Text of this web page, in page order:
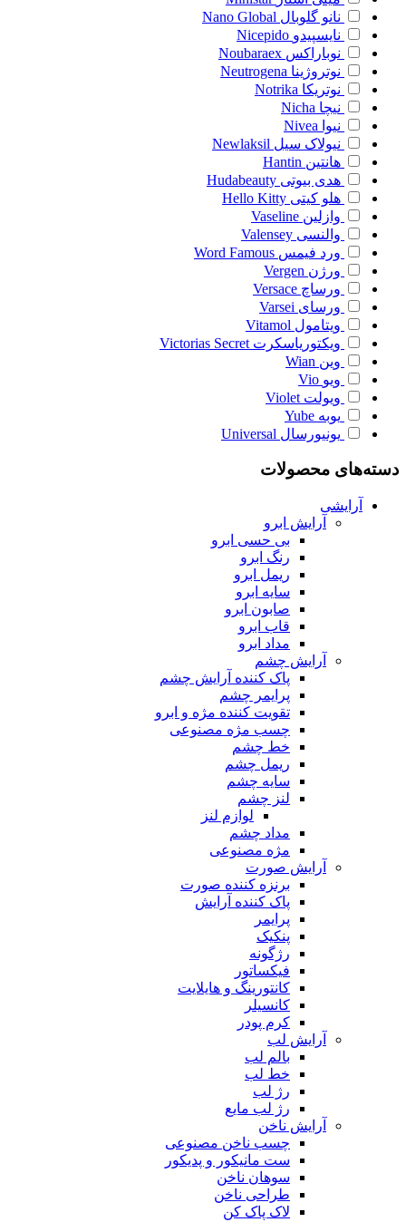
نانو گلوبال Nano Global
نایسپیدو Nicepido
نوباراکس Noubaraex
نوتروژینا Neutrogena
نوتریکا Notrika
نیچا Nicha
نیوا Nivea
نیولاک سیل Newlaksil
هانتین Hantin
هدی بیوتی Hudabeauty
هلو کیتی Hello Kitty
وازلین Vaseline
والنسی Valensey
ورد فیمس Word Famous
ورژن Vergen
ورساچ Versace
ورسای Varsei
ویتامول Vitamol
ویکتوریاسکرت Victorias Secret
وین Wian
ویو Vio
ویولت Violet
یوبه Yube
یونیورسال Universal
دسته‌های محصولات
آرایشی
آرایش ابرو
بی حسی ابرو
رنگ ابرو
ریمل ابرو
سایه ابرو
صابون ابرو
قاب ابرو
مداد ابرو
آرایش چشم
پاک کننده آرایش چشم
پرایمر چشم
تقویت کننده مژه و ابرو
چسب مژه مصنوعی
خط چشم
ریمل چشم
سایه چشم
لنز چشم
لوازم لنز
مداد چشم
مژه مصنوعی
آرایش صورت
برنزه کننده صورت
پاک کننده آرایش
پرایمر
پنکیک
رژگونه
فیکساتور
کانتورینگ و هایلایت
کانسیلر
کرم پودر
آرایش لب
بالم لب
خط لب
رژ لب
رژ لب مایع
آرایش ناخن
چسب ناخن مصنوعی
ست مانیکور و پدیکور
سوهان ناخن
طراحی ناخن
لاک پاک کن